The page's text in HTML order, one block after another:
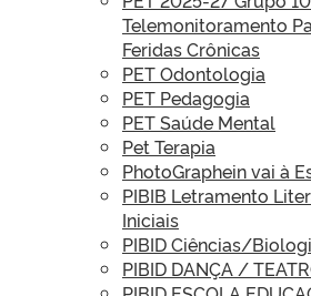
Telemonitoramento
Feridas Crônicas
PET Odontologia
PET Pedagogia
PET Saúde Mental
Pet Terapia
PhotoGraphein vai à
PIBIB Letramento
Iniciais
PIBID Ciências/
PIBID DANÇA /